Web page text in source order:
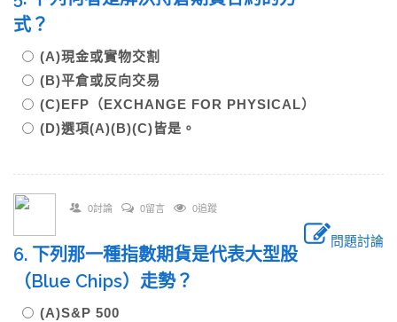
式？
(A)現金或實物交割
(B)平倉或反向交易
(C)EFP（EXCHANGE FOR PHYSICAL）
(D)選項(A)(B)(C)皆是。
0討論 0留言 0追蹤
問題討論
6. 下列那一種指數期貨是代表大型股
（Blue Chips）走勢？
(A)S&P 500